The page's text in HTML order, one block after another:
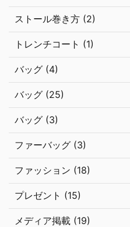
ストール巻き方 (2)
トレンチコート (1)
バッグ (4)
バッグ (25)
バッグ (3)
ファーバッグ (3)
ファッション (18)
プレゼント (15)
メディア掲載 (19)